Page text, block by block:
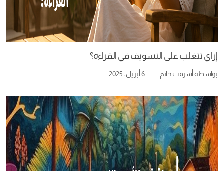
إزاي تتغلب على التسويف في القراءة؟
بواسطةأشرقت حاتم 6 أبريل، 2025